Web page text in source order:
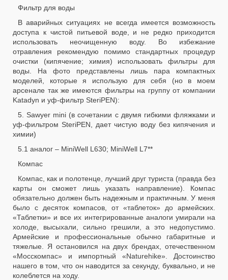
Фильтр для воды
В аварийных ситуациях не всегда имеется возможность
доступа к чистой питьевой воде, и не редко приходится
использовать неочищенную воду. Во избежание
отравления рекомендую помимо стандартных процедур
очистки (кипячение; химия) использовать фильтры для
воды. На фото представлены лишь пара компактных
моделей, которые я использую для себя (но в моем
арсенале так же имеются фильтры на группу от компании
Katadyn и уф-фильтр SteriPEN):
5. Sawyer mini (в сочетании с двумя гибкими фляжками и
уф-фильтром SteriPEN, дает чистую воду без кипячения и
химии)
5.1 аналог – MiniWell L630; MiniWell L7**
Компас
Компас, как и полотенце, лучший друг туриста (правда без
карты он сможет лишь указать направление). Компас
обязательно должен быть надежным и практичным. У меня
было с десяток компасов, от «таблеток» до армейских.
«Таблетки» и все их интегрированные аналоги умирали на
холоде, высыхали, сильно грешили, а это недопустимо.
Армейские и профессиональные обычно габаритные и
тяжелые. Я остановился на двух брендах, отечественном
«Мосскомпас» и импортный «Naturehike». Достоинство
нашего в том, что он наводится за секунду, буквально, и не
колеблется на ходу.